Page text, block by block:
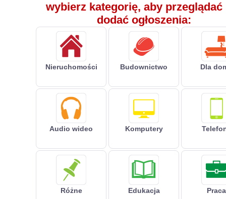
wybierz kategorię, aby przeglądać
dodać ogłoszenia:
Nieruchomości Budownictwo Dla
Audio wideo Komputery
Różne Edukacja Praca